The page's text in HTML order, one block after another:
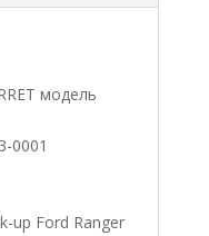
модель
0001
up Ford Ranger